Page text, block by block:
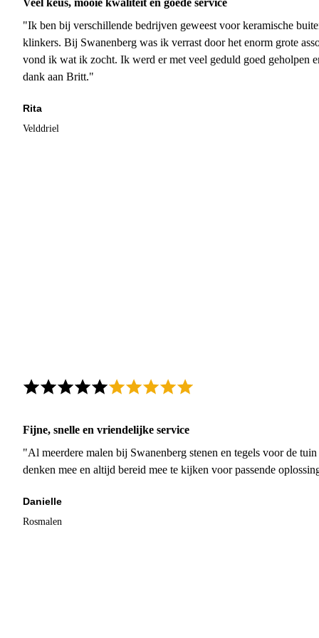
Veel keus, mooie kwaliteit en goede service
"Ik ben bij verschillende bedrijven geweest voor keramische
klinkers. Bij Swanenberg was ik verrast door het enorm grote
vond ik wat ik zocht. Ik werd er met veel geduld goed geholpen
dank aan Britt."
Rita
Velddriel
Fijne, snelle en vriendelijke service
"Al meerdere malen bij Swanenberg stenen en tegels voor de
denken mee en altijd bereid mee te kijken voor passende
Danielle
Rosmalen